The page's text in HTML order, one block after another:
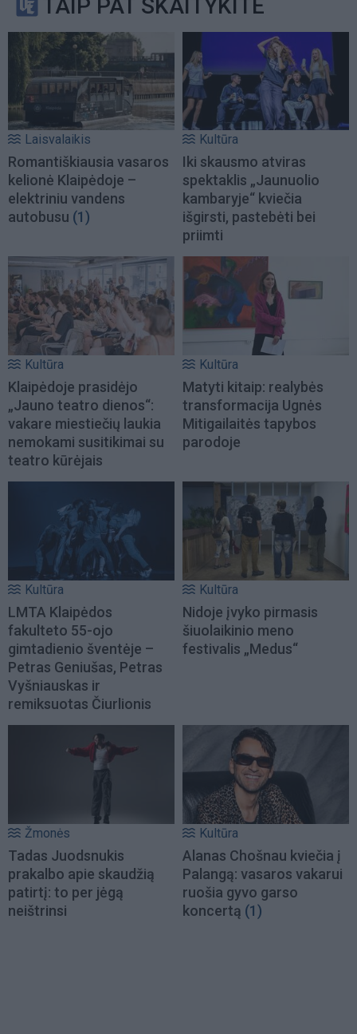
TAIP PAT SKAITYKITE
Laisvalaikis
Romantiškiausia vasaros
kelionė Klaipėdoje –
elektriniu vandens
autobusu (1)
Kultūra
Iki skausmo atviras
spektaklis „Jaunuolio
kambaryje“ kviečia
išgirsti, pastebėti bei
priimti
Kultūra
Klaipėdoje prasidėjo
„Jauno teatro dienos“:
vakare miestiečių laukia
nemokami susitikimai su
teatro kūrėjais
Kultūra
Matyti kitaip: realybės
transformacija Ugnės
Mitigailaitės tapybos
parodoje
Kultūra
LMTA Klaipėdos
fakulteto 55-ojo
gimtadienio šventėje –
Petras Geniušas, Petras
Vyšniauskas ir
remiksuotas Čiurlionis
Kultūra
Nidoje įvyko pirmasis
šiuolaikinio meno
festivalis „Medus“
Žmonės
Tadas Juodsnukis
prakalbo apie skaudžią
patirtį: to per jėgą
neištrinsi
Kultūra
Alanas Chošnau kviečia į
Palangą: vasaros vakarui
ruošia gyvo garso
koncertą (1)